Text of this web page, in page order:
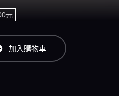
元
加入購物車